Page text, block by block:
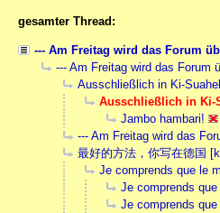
gesamter Thread:
--- Am Freitag wird das Forum
--- Am Freitag wird das Forum
Ausschließlich in Ki-
Ausschließlich in Ki-
Jambo hambari!
--- Am Freitag wird das
最好的方法，你写在德国
Je comprends que le
Je comprends
Je comprends